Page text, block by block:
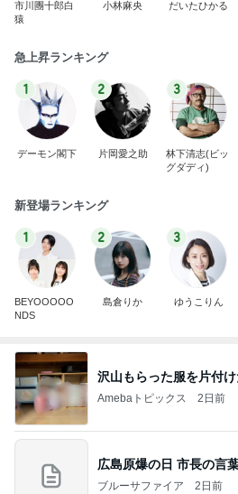
市川團十郎白
猿
小林麻央 だいたひかる
急上昇ランキング
1
デーモン閣下
2
片岡愛之助
3
林下清志(ビッ
グダディ)
新登場ランキング
1
BEYOOOOO
NDS
2
島倉りか
3
ゆうこりん
沢山もらった服を片付
Amebaトピックス 2日前
広島原爆の日 市長の言
ブルーサファイア 2日前